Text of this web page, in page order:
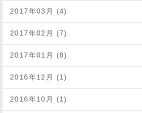
2017年03月 (4)
2017年02月 (7)
2017年01月 (8)
2016年12月 (1)
2016年10月 (1)